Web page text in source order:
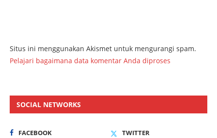
Situs ini menggunakan Akismet untuk mengurangi spam.
Pelajari bagaimana data komentar Anda diproses
SOCIAL NETWORKS
FACEBOOK
TWITTER